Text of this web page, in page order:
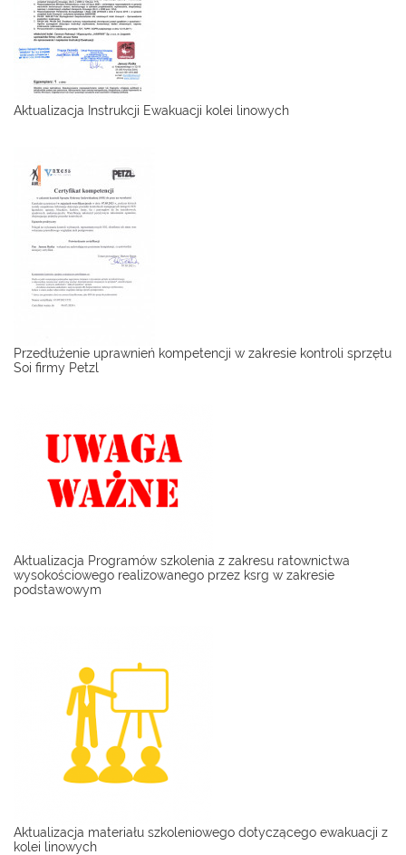
Aktualizacja Instrukcji Ewakuacji kolei linowych
Przedłużenie uprawnień kompetencji w zakresie kontroli sprzętu
Soi firmy Petzl
Aktualizacja Programów szkolenia z zakresu ratownictwa
wysokościowego realizowanego przez ksrg w zakresie
podstawowym
Aktualizacja materiału szkoleniowego dotyczącego ewakuacji z
kolei linowych